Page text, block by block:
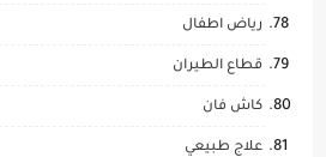
رياض اطفال
قطاع الطيران
كاش فان
علاج طبيعي